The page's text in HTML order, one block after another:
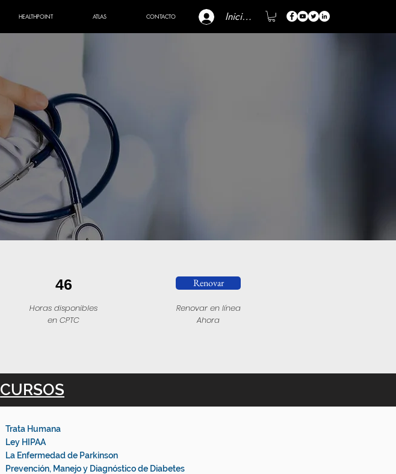
HEALTHPOINT ATLAS CONTACTO Iniciar sesión
46
Horas disponibles
en CPTC
Renovar
Renovar en línea
Ahora
CURSOS
Trata Humana
Ley HIPAA
La Enfermedad de Parkinson
Prevención, Manejo y Diagnóstico de Diabetes